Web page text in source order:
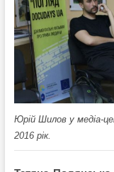
Юрій Шилов у медіа-
2016 рік.